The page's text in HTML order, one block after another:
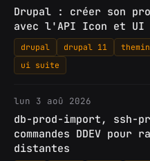
Drupal : créer son
avec l'API Icon et UI
drupal drupal 11
ui suite
lun 3 aoû 2026
db-prod-import, ssh-
commandes DDEV
distantes